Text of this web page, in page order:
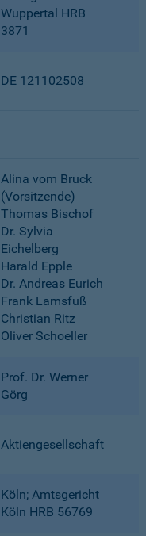
Wuppertal HRB
3871
DE 121102508
Alina vom Bruck
(Vorsitzende)
Thomas Bischof
Dr. Sylvia
Eichelberg
Harald Epple
Dr. Andreas Eurich
Frank Lamsfuß
Christian Ritz
Oliver Schoeller
Prof. Dr. Werner
Görg
Aktiengesellschaft
Köln; Amtsgericht
Köln HRB 56769